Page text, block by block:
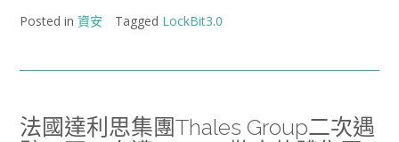
Posted in 資安 Tagged LockBit3.0
法國達利思集團Thales Group二次遇